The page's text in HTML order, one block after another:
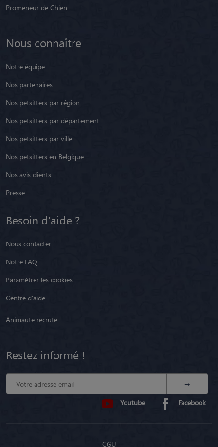
Promeneur de Chien
Nous connaître
Notre équipe
Nos partenaires
Nos petsitters par région
Nos petsitters par département
Nos petsitters par ville
Nos petsitters en Belgique
Nos avis clients
Presse
Besoin d'aide ?
Nous contacter
Notre FAQ
Paramétrer les cookies
Centre d'aide
Animaute recrute
Restez informé !
Youtube Facebook
CGU